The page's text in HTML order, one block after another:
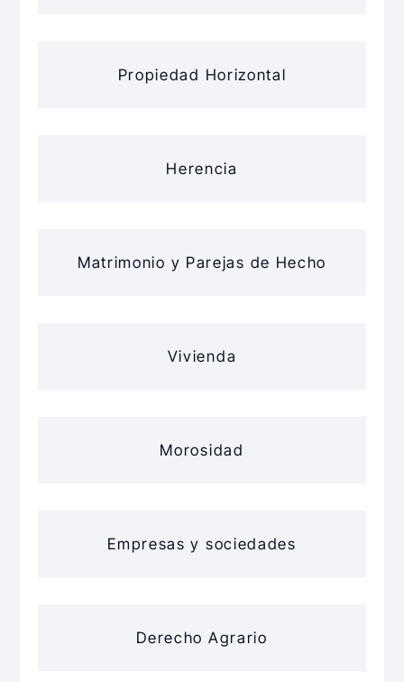
Propiedad Horizontal
Herencia
Matrimonio y Parejas de Hecho
Vivienda
Morosidad
Empresas y sociedades
Derecho Agrario